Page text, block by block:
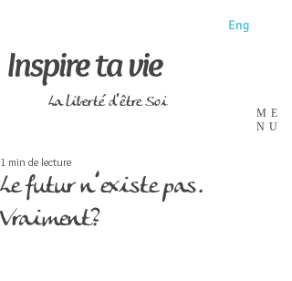
Inspire ta vie
La liberté d'être Soi
ME
NU
Eng
Le futur n’existe pas.
Vraiment?
1 min de lecture